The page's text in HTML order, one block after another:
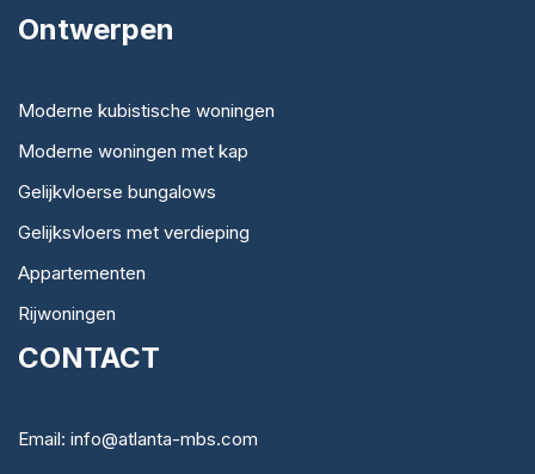
Ontwerpen
Moderne kubistische woningen
Moderne woningen met kap
Gelijkvloerse bungalows
Gelijksvloers met verdieping
Appartementen
Rijwoningen
CONTACT
Email: info@atlanta-mbs.com